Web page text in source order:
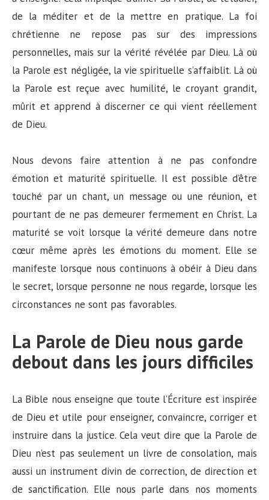
de la méditer et de la mettre en pratique. La foi
chrétienne ne repose pas sur des impressions
personnelles, mais sur la vérité révélée par Dieu. Là où
la Parole est négligée, la vie spirituelle s’affaiblit. Là où
la Parole est reçue avec humilité, le croyant grandit,
mûrit et apprend à discerner ce qui vient réellement
de Dieu.
Nous devons faire attention à ne pas confondre
émotion et maturité spirituelle. Il est possible d’être
touché par un chant, un message ou une réunion, et
pourtant de ne pas demeurer fermement en Christ. La
maturité se voit lorsque la vérité demeure dans notre
cœur même après les émotions du moment. Elle se
manifeste lorsque nous continuons à obéir à Dieu dans
le secret, lorsque personne ne nous regarde, lorsque les
circonstances ne sont pas favorables.
La Parole de Dieu nous garde
debout dans les jours difficiles
La Bible nous enseigne que toute l’Écriture est inspirée
de Dieu et utile pour enseigner, convaincre, corriger et
instruire dans la justice. Cela veut dire que la Parole de
Dieu n’est pas seulement un livre de consolation, mais
aussi un instrument divin de correction, de direction et
de sanctification. Elle nous parle dans nos moments